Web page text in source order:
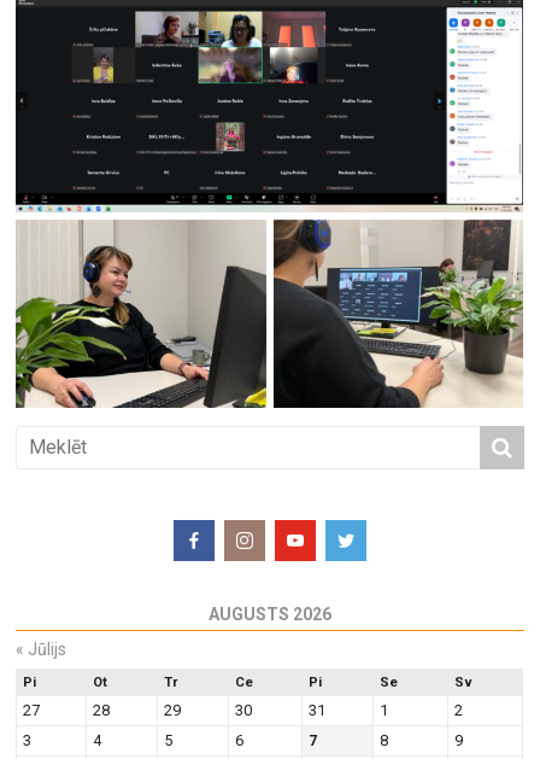
AUGUSTS 2026
« Jūlijs
Pi Ot Tr Ce Pi Se Sv
27 28 29 30 31 1
2
3
4 5 6 7 8
9